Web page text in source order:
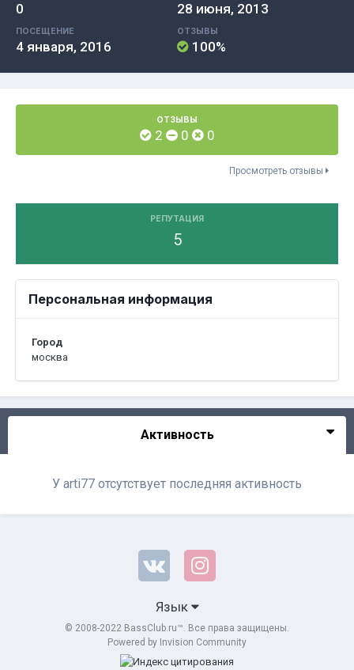
0 28 июня, 2013
ПОСЕЩЕНИЕ
4 января, 2016
ОТЗЫВЫ
100%
ОТЗЫВЫ
2 0 0
Просмотреть отзывы
РЕПУТАЦИЯ
5
Персональная информация
Город
москва
Активность
У arti77 отсутствует последняя активность
Язык
© 2008-2022 BassClub.ru™. Все права защищены.
Powered by Invision Community